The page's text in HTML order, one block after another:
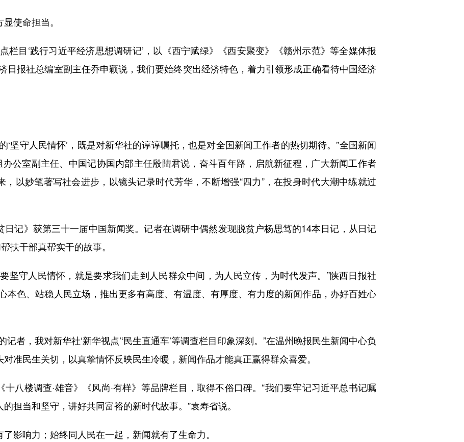
使命担当。
目‘践行习近平经济思想调研记’，以《西宁赋绿》《西安聚变》《赣州示范》等全媒体报
日报社总编室副主任乔申颖说，我们要始终突出经济特色，着力引领形成正确看待中国经济
守人民情怀’，既是对新华社的谆谆嘱托，也是对全国新闻工作者的热切期待。”全国新闻
办公室副主任、中国记协国内部主任殷陆君说，奋斗百年路，启航新征程，广大新闻工作者
以妙笔著写社会进步，以镜头记录时代芳华，不断增强“四力”，在投身时代大潮中练就过
记》获第三十一届中国新闻奖。记者在调研中偶然发现脱贫户杨思笃的14本日记，从日记
扶干部真帮实干的故事。
守人民情怀，就是要求我们走到人民群众中间，为人民立传，为时代发声。”陕西日报社
本色、站稳人民立场，推出更多有高度、有温度、有厚度、有力度的新闻作品，办好百姓心
，我对新华社‘新华视点’‘民生直通车’等调查栏目印象深刻。”在温州晚报民生新闻中心负
准民生关切，以真挚情怀反映民生冷暖，新闻作品才能真正赢得群众喜爱。
楼调查·雄音》《风尚·有样》等品牌栏目，取得不俗口碑。“我们要牢记习近平总书记嘱
担当和坚守，讲好共同富裕的新时代故事。”袁寿省说。
响力；始终同人民在一起，新闻就有了生命力。